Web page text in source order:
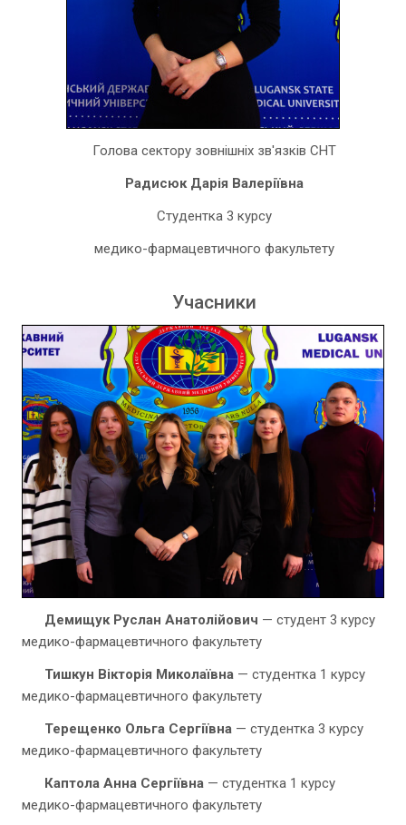
Голова сектору зовнішніх зв'язків СНТ
Радисюк Дарія Валеріївна
Студентка 3 курсу
медико-фармацевтичного факультету
Учасники
Демищук Руслан Анатолійович — студент 3 курсу
медико-фармацевтичного факультету
Тишкун Вікторія Миколаївна — студентка 1 курсу
медико-фармацевтичного факультету
Терещенко Ольга Сергіївна — студентка 3 курсу
медико-фармацевтичного факультету
Каптола Анна Сергіївна — студентка 1 курсу
медико-фармацевтичного факультету